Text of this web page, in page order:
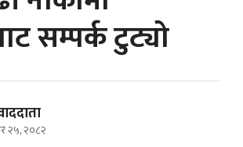
सम्पर्क टुट्यो
२५, २०८२